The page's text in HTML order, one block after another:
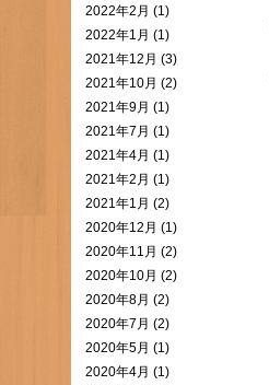
2022年2月 (1)
2022年1月 (1)
2021年12月 (3)
2021年10月 (2)
2021年9月 (1)
2021年7月 (1)
2021年4月 (1)
2021年2月 (1)
2021年1月 (2)
2020年12月 (1)
2020年11月 (2)
2020年10月 (2)
2020年8月 (2)
2020年7月 (2)
2020年5月 (1)
2020年4月 (1)